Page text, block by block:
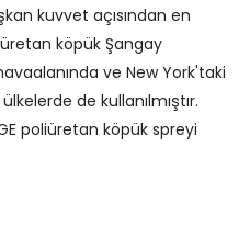
kuvvet açısından en
köpük Şangay
ve New York'taki
de kullanılmıştır.
poliüretan köpük spreyi